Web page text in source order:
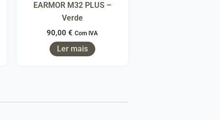
EARMOR M32 PLUS –
Verde
90,00€ Com IVA
Ler mais